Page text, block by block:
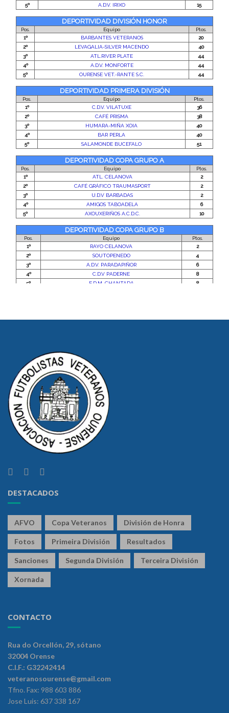
DESTACADOS
AFVO Copa Veteranos División de Honra
Fotos Primeira División Resultados
Sanciones Segunda División Terceira División
Xornada
CONTACTO
Rua do Orcellón, 29, sótano
32004 Orense
C.I.F.: G32242414
veteranosourense@gmail.com
Tfno. Fax: 988 603 886
Jose Luis: 637 338 167